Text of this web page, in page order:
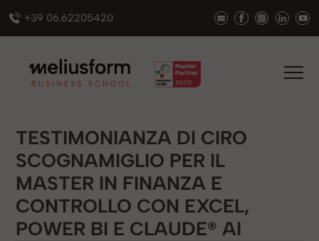
+39 06.62205420
TESTIMONIANZA DI CIRO
SCOGNAMIGLIO PER IL
MASTER IN FINANZA E
CONTROLLO CON EXCEL,
POWER BI E CLAUDE® AI